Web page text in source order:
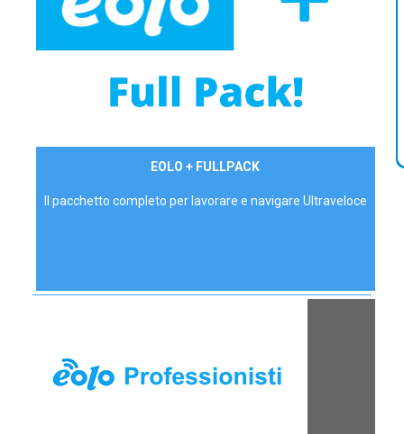
EOLO + FULLPACK
Il pacchetto completo per lavorare e navigare Ultraveloce